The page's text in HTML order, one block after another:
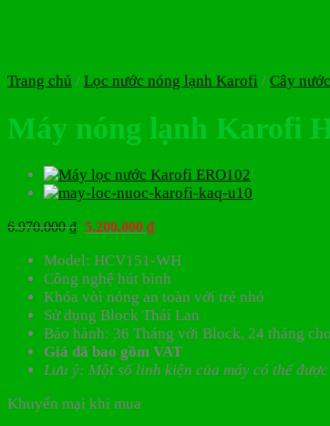
Trang chủ / Lọc nước nóng lạnh Karofi / Cây
Máy nóng lạnh Karofi
6.970.000₫ Giá
là:
6.970.000 ₫.
5.200.000 ₫Giá
tại
là:
5.200.000 ₫.
Model: HCV151-WH
Công nghệ hút bình
Khóa vòi nóng an toàn với trẻ nhỏ
Sử dụng Block Thái Lan
Bảo hành: 36 Tháng với Block, 24 tháng
Giá đã bao gồm VAT
Lưu ý: Một số linh kiện của máy có thể
Khuyến mại khi mua